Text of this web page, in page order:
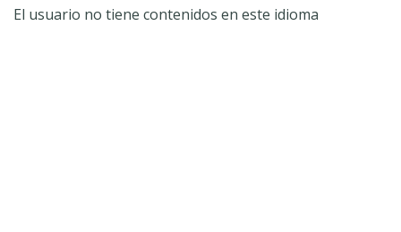
El usuario no tiene contenidos en este idioma